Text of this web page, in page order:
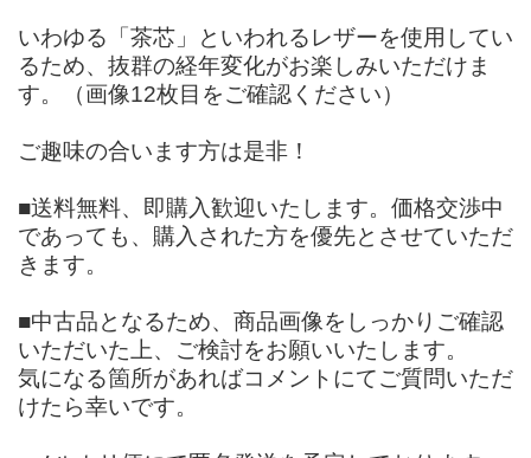
いわゆる「茶芯」といわれるレザーを使用してい
るため、抜群の経年変化がお楽しみいただけま
す。（画像12枚目をご確認ください）
ご趣味の合います方は是非！
■送料無料、即購入歓迎いたします。価格交渉中
であっても、購入された方を優先とさせていただ
きます。
■中古品となるため、商品画像をしっかりご確認
いただいた上、ご検討をお願いいたします。
気になる箇所があればコメントにてご質問いただ
けたら幸いです。